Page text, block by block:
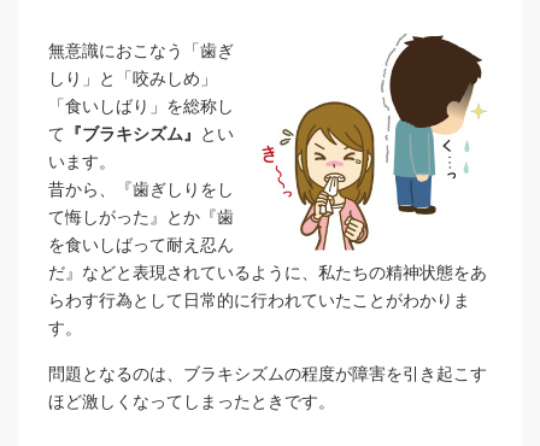
無意識におこなう「歯ぎ
しり」と「咬みしめ」
「食いしばり」を総称し
て 『ブラキシズム』
とい
います。
昔から、『歯ぎしりをし
て悔しがった』とか『歯
を食いしばって耐え忍ん
だ』などと表現されているように、私たちの精神状態をあ
らわす行為として日常的に行われていたことがわかりま
す。
問題となるのは、ブラキシズムの程度が障害を引き起こす
ほど激しくなってしまったときです。